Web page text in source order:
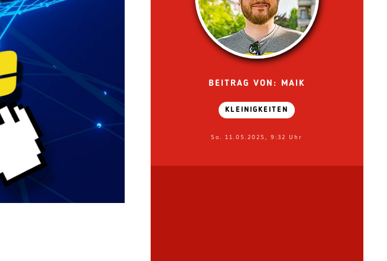
BEITRAG VON: MAIK
KLEINIGKEITEN
So. 11.05.2025, 9:32 Uhr